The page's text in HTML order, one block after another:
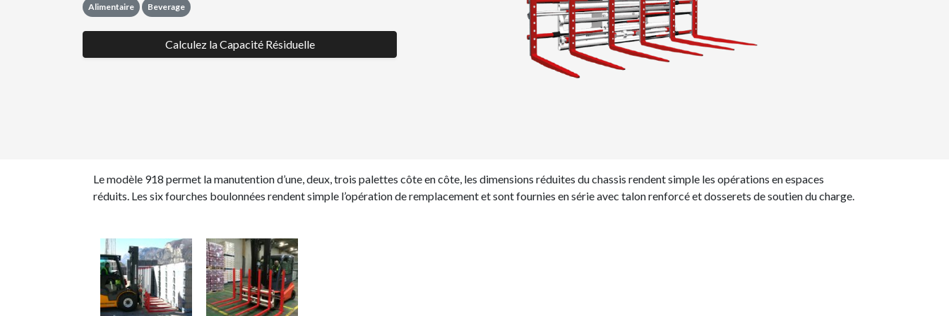
Alimentaire Beverage
Calculez la Capacité Résiduelle
Le modèle 918 permet la manutention d’une, deux, trois palettes côte en côte, les dimensions réduites du chassis rendent simple les opérations en espaces
réduits. Les six fourches boulonnées rendent simple l’opération de remplacement et sont fournies en série avec talon renforcé et dosserets de soutien du charge.